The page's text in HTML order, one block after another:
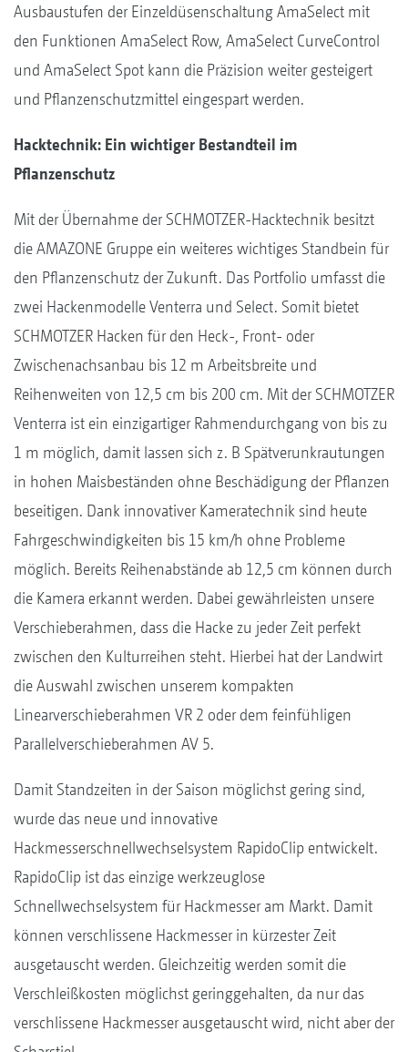
Ausbaustufen der Einzeldüsenschaltung AmaSelect mit
den Funktionen AmaSelect Row, AmaSelect CurveControl
und AmaSelect Spot kann die Präzision weiter gesteigert
und Pflanzenschutzmittel eingespart werden.
Hacktechnik: Ein wichtiger Bestandteil im
Pflanzenschutz
Mit der Übernahme der SCHMOTZER-Hacktechnik besitzt
die AMAZONE Gruppe ein weiteres wichtiges Standbein für
den Pflanzenschutz der Zukunft. Das Portfolio umfasst die
zwei Hackenmodelle Venterra und Select. Somit bietet
SCHMOTZER Hacken für den Heck-, Front- oder
Zwischenachsanbau bis 12 m Arbeitsbreite und
Reihenweiten von 12,5 cm bis 200 cm. Mit der SCHMOTZER
Venterra ist ein einzigartiger Rahmendurchgang von bis zu
1 m möglich, damit lassen sich z. B Spätverunkrautungen
in hohen Maisbeständen ohne Beschädigung der Pflanzen
beseitigen. Dank innovativer Kameratechnik sind heute
Fahrgeschwindigkeiten bis 15 km/h ohne Probleme
möglich. Bereits Reihenabstände ab 12,5 cm können durch
die Kamera erkannt werden. Dabei gewährleisten unsere
Verschieberahmen, dass die Hacke zu jeder Zeit perfekt
zwischen den Kulturreihen steht. Hierbei hat der Landwirt
die Auswahl zwischen unserem kompakten
Linearverschieberahmen VR 2 oder dem feinfühligen
Parallelverschieberahmen AV 5.
Damit Standzeiten in der Saison möglichst gering sind,
wurde das neue und innovative
Hackmesserschnellwechselsystem RapidoClip entwickelt.
RapidoClip ist das einzige werkzeuglose
Schnellwechselsystem für Hackmesser am Markt. Damit
können verschlissene Hackmesser in kürzester Zeit
ausgetauscht werden. Gleichzeitig werden somit die
Verschleißkosten möglichst geringgehalten, da nur das
verschlissene Hackmesser ausgetauscht wird, nicht aber der